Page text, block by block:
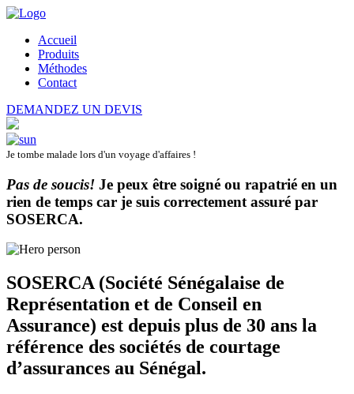
Accueil
Produits
Méthodes
Contact
DEMANDEZ UN DEVIS
Je tombe malade lors d'un voyage d'affaires !
Pas de soucis! Je peux être soigné ou rapatrié en un
rien de temps car je suis correctement assuré par
SOSERCA.
SOSERCA (Société Sénégalaise de
Représentation et de Conseil en
Assurance) est depuis plus de 30 ans la
référence des sociétés de courtage
d’assurances au Sénégal.